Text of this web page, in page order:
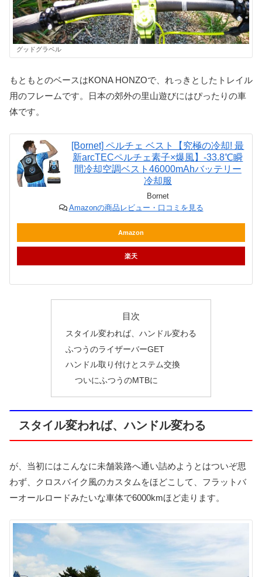
グッドグラベル
もともとのベースはKONA HONZOで、れっきとしたトレイル
用のフレームです。日本の郊外の里山遊びにはぴったりの車
体です。
[Bornet] ペルチェ ベスト【究極の冷却! 最
新arcTECペルチェ素子×爆風】-33.8℃瞬
間冷却空調ベスト46000mAhバッテリー
冷却服
Bornet
Amazonの商品レビュー・口コミを見る
Amazon
楽天
目次
スタイル変われば、ハンドル変わる
ふつうのライザーバーGET
ハンドル取り付けとステム交換
ついにふつうのMTBに
スタイル変われば、ハンドル変わる
が、当初にはこんなに未舗装路へ通い詰めようとはついぞ思
わず、クロスバイク風のカスタムをほどこして、フラットバ
ーオールロードみたいな車体で6000kmほど走ります。